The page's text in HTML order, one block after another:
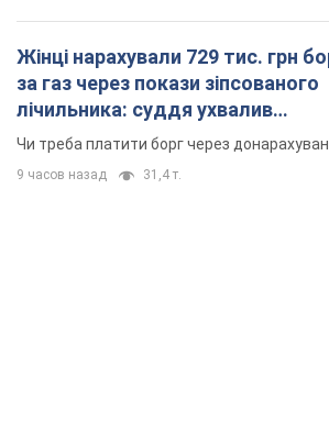
Жінці нарахували 729 тис. грн
за газ через покази зіпсованого
лічильника: суддя ухвалив
неочікуване рішення
Чи треба платити борг через
9 часов назад 31,4 т.